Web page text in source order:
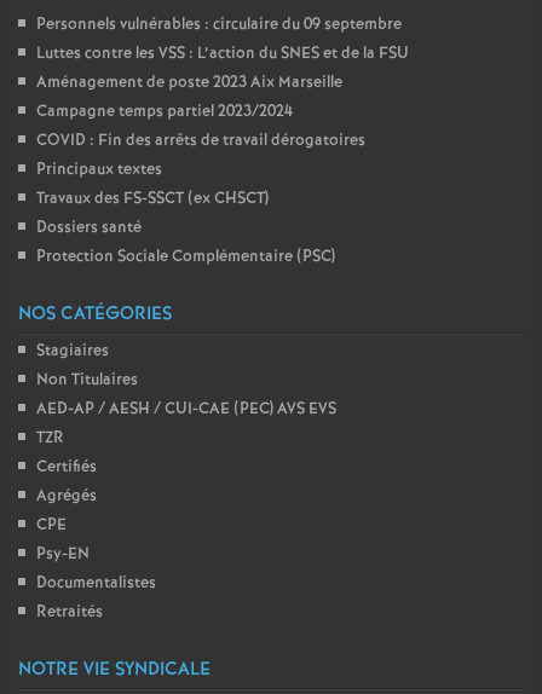
Personnels vulnérables : circulaire du 09 septembre
Luttes contre les VSS : L’action du SNES et de la FSU
Aménagement de poste 2023 Aix Marseille
Campagne temps partiel 2023/2024
COVID : Fin des arrêts de travail dérogatoires
Principaux textes
Travaux des FS-SSCT (ex CHSCT)
Dossiers santé
Protection Sociale Complémentaire (PSC)
NOS CATÉGORIES
Stagiaires
Non Titulaires
AED-AP / AESH / CUI-CAE (PEC) AVS EVS
TZR
Certifiés
Agrégés
CPE
Psy-EN
Documentalistes
Retraités
NOTRE VIE SYNDICALE